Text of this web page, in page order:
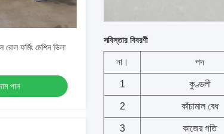
ফর্মিং মেশিন ভিলা
পান
সবিস্তার বিবরণী
না। পদ
1 কুণ্ডলী
2 কাঁচামাল বেধ
3 কাজের গতি